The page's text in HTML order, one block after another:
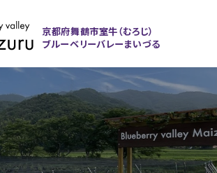
京都府舞鶴市室牛（むろじ）
ブルーベリーバレーまいづる